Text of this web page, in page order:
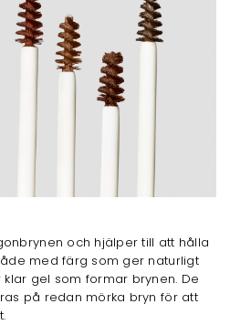
och hjälper till att hålla
med färg som ger naturligt
gel som formar brynen. De
på redan mörka bryn för att